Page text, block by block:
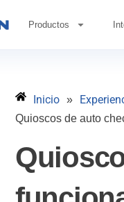
Productos
Inicio »
Quioscos de auto